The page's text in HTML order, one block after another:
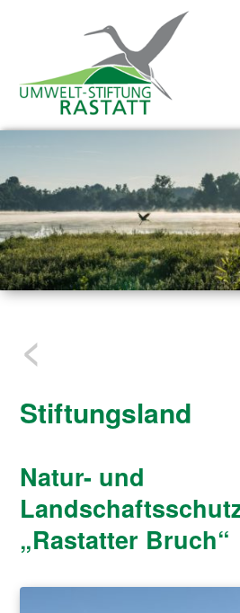
Umweltstiftung
<
Stiftungsland
Natur- und
„Rastatter Bruch“